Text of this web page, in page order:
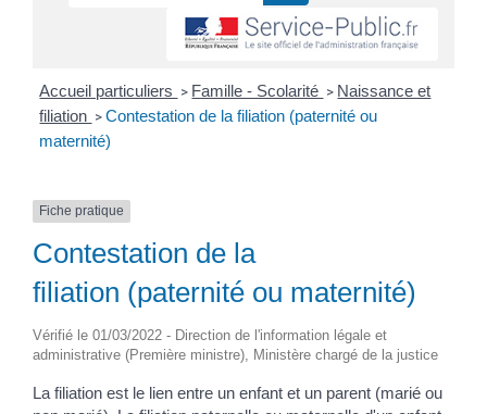
Accueil particuliers > Famille - Scolarité > Naissance et
filiation > Contestation de la filiation (paternité ou
maternité)
Fiche pratique
Contestation de la
filiation (paternité ou maternité)
Vérifié le 01/03/2022 - Direction de l'information légale et
administrative (Première ministre), Ministère chargé de la justice
La filiation est le lien entre un enfant et un parent (marié ou